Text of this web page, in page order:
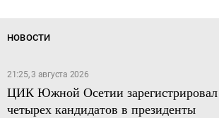
НОВОСТИ
21:25, 3 августа 2026
ЦИК Южной Осетии зарегистрировал
четырех кандидатов в президенты